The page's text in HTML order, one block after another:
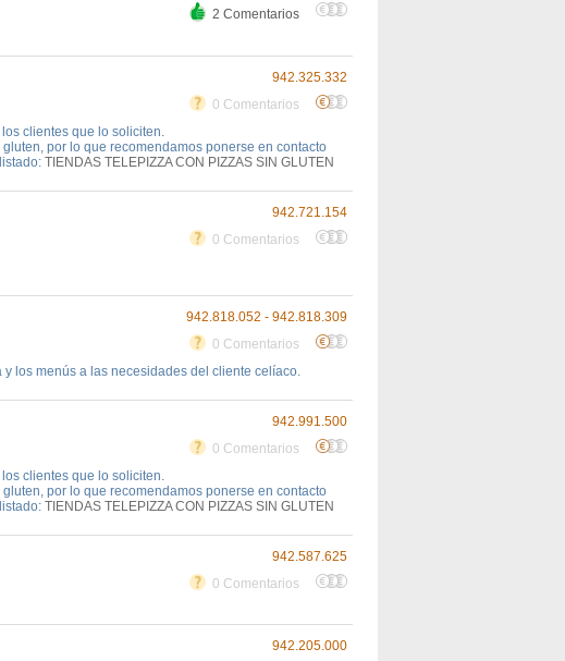
2 Comentarios
942.325.332
0 Comentarios
clientes que lo soliciten.
por lo que recomendamos ponerse en contacto
TIENDAS TELEPIZZA CON PIZZAS SIN GLUTEN
942.721.154
0 Comentarios
942.818.052 - 942.818.309
0 Comentarios
los menús a las necesidades del cliente celíaco.
942.991.500
0 Comentarios
clientes que lo soliciten.
por lo que recomendamos ponerse en contacto
TIENDAS TELEPIZZA CON PIZZAS SIN GLUTEN
942.587.625
0 Comentarios
942.205.000